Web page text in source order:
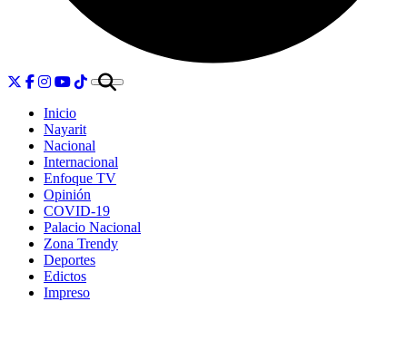
Inicio
Nayarit
Nacional
Internacional
Enfoque TV
Opinión
COVID-19
Palacio Nacional
Zona Trendy
Deportes
Edictos
Impreso